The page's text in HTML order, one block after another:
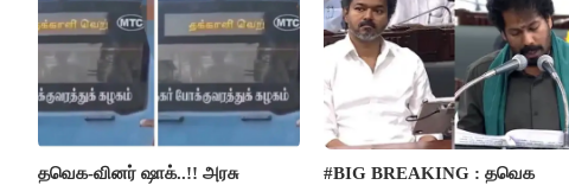
தவெக-வினர் ஷாக்..!! அரசு
#BIG BREAKING : தவெக